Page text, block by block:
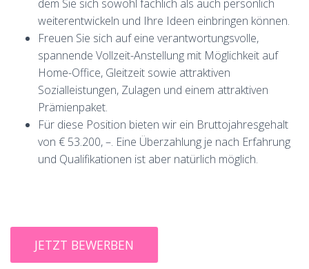
dem Sie sich sowohl fachlich als auch persönlich
weiterentwickeln und Ihre Ideen einbringen können.
Freuen Sie sich auf eine verantwortungsvolle,
spannende Vollzeit-Anstellung mit Möglichkeit auf
Home-Office, Gleitzeit sowie attraktiven
Sozialleistungen, Zulagen und einem attraktiven
Prämienpaket.
Für diese Position bieten wir ein Bruttojahresgehalt
von € 53.200, –. Eine Überzahlung je nach Erfahrung
und Qualifikationen ist aber natürlich möglich.